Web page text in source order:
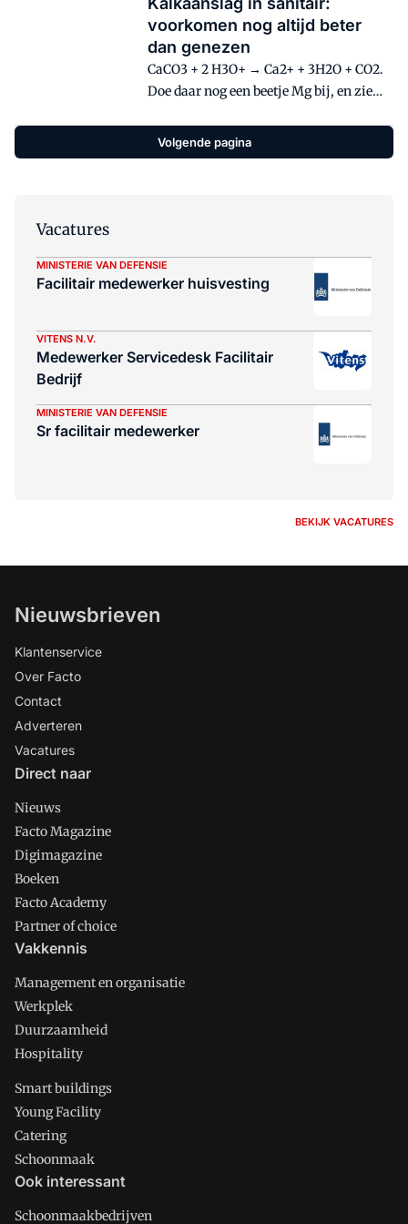
voorkomen nog altijd beter
dan genezen
CaCO3 + 2 H3O+ → Ca2+ + 3H2O + CO2.
Doe daar nog een beetje Mg bij, en zie
schoonmaakbedrijf. OK, en dan nu
alsjeblieft in begrijpelijk Nederlands.
Volgende pagina
Vacatures
MINISTERIE VAN DEFENSIE
Facilitair medewerker huisvesting
VITENS N.V.
Medewerker Servicedesk Facilitair
Bedrijf
MINISTERIE VAN DEFENSIE
Sr facilitair medewerker
BEKIJK VACATURES
Nieuwsbrieven
Klantenservice
Over Facto
Contact
Adverteren
Vacatures
Direct naar
Nieuws
Facto Magazine
Digimagazine
Boeken
Facto Academy
Partner of choice
Vakkennis
Management en organisatie
Werkplek
Duurzaamheid
Hospitality
Smart buildings
Young Facility
Catering
Schoonmaak
Ook interessant
Schoonmaakbedrijven